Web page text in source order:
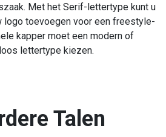
Met het Serif-lettertype kunt u
logo toevoegen voor een freestyle-
kapper moet een modern of
lettertype kiezen.
Talen